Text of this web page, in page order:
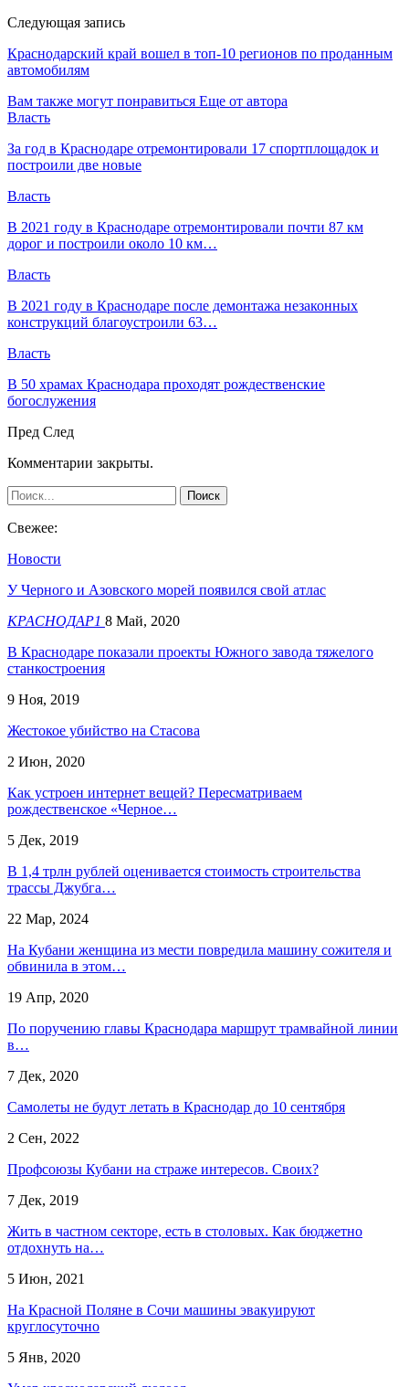
Следующая запись
Краснодарский край вошел в топ-10 регионов по проданным
автомобилям
Вам также могут понравиться Еще от автора
Власть
За год в Краснодаре отремонтировали 17 спортплощадок и
построили две новые
Власть
В 2021 году в Краснодаре отремонтировали почти 87 км
дорог и построили около 10 км…
Власть
В 2021 году в Краснодаре после демонтажа незаконных
конструкций благоустроили 63…
Власть
В 50 храмах Краснодара проходят рождественские
богослужения
Пред След
Комментарии закрыты.
Свежее:
Новости
У Черного и Азовского морей появился свой атлас
КРАСНОДАР1 8 Май, 2020
В Краснодаре показали проекты Южного завода тяжелого
станкостроения
9 Ноя, 2019
Жестокое убийство на Стасова
2 Июн, 2020
Как устроен интернет вещей? Пересматриваем
рождественское «Черное…
5 Дек, 2019
В 1,4 трлн рублей оценивается стоимость строительства
трассы Джубга…
22 Мар, 2024
На Кубани женщина из мести повредила машину сожителя и
обвинила в этом…
19 Апр, 2020
По поручению главы Краснодара маршрут трамвайной линии
в…
7 Дек, 2020
​Самолеты не будут летать в Краснодар до 10 сентября
2 Сен, 2022
Профсоюзы Кубани на страже интересов. Своих?
7 Дек, 2019
Жить в частном секторе, есть в столовых. Как бюджетно
отдохнуть на…
5 Июн, 2021
На Красной Поляне в Сочи машины эвакуируют
круглосуточно
5 Янв, 2020